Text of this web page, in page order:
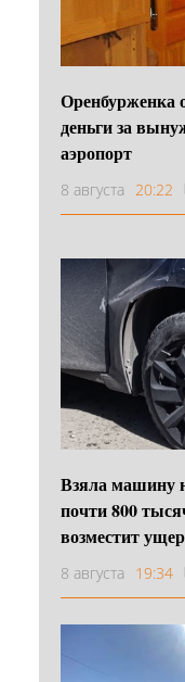
Оренбурженка
деньги за
аэропорт
8 августа 20:22
Взяла машину
почти 800
возместит
8 августа 19:34